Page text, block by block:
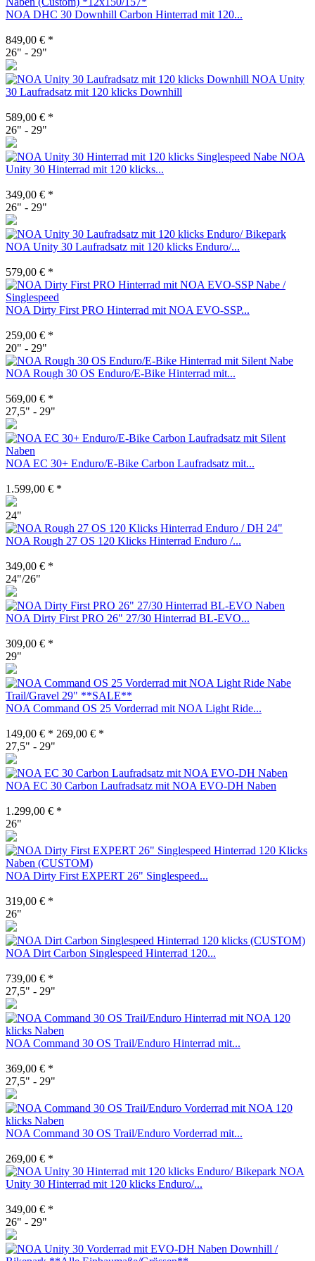
NOA DHC 30 Downhill Carbon Hinterrad mit 120...
849,00 € *
26" - 29"
NOA Unity
30 Laufradsatz mit 120 klicks Downhill
589,00 € *
26" - 29"
NOA
Unity 30 Hinterrad mit 120 klicks...
349,00 € *
26" - 29"
NOA Unity 30 Laufradsatz mit 120 klicks Enduro/...
579,00 € *
NOA Dirty First PRO Hinterrad mit NOA EVO-SSP...
259,00 € *
20" - 29"
NOA Rough 30 OS Enduro/E-Bike Hinterrad mit...
569,00 € *
27,5" - 29"
NOA EC 30+ Enduro/E-Bike Carbon Laufradsatz mit...
1.599,00 € *
24"
NOA Rough 27 OS 120 Klicks Hinterrad Enduro /...
349,00 € *
24"/26"
NOA Dirty First PRO 26" 27/30 Hinterrad BL-EVO...
309,00 € *
29"
NOA Command OS 25 Vorderrad mit NOA Light Ride...
149,00 € * 269,00 € *
27,5" - 29"
NOA EC 30 Carbon Laufradsatz mit NOA EVO-DH Naben
1.299,00 € *
26"
NOA Dirty First EXPERT 26" Singlespeed...
319,00 € *
26"
NOA Dirt Carbon Singlespeed Hinterrad 120...
739,00 € *
27,5" - 29"
NOA Command 30 OS Trail/Enduro Hinterrad mit...
369,00 € *
27,5" - 29"
NOA Command 30 OS Trail/Enduro Vorderrad mit...
269,00 € *
NOA
Unity 30 Hinterrad mit 120 klicks Enduro/...
349,00 € *
26" - 29"